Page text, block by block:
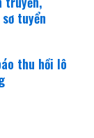
tuyển
thu hồi lô